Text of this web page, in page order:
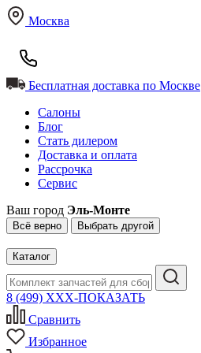
Москва
Бесплатная доставка по Москве
Салоны
Блог
Стать дилером
Доставка и оплата
Рассрочка
Сервис
Ваш город Эль-Монте
Всё верно Выбрать другой
Каталог
8 (499) XXX-ПОКАЗАТЬ
Сравнить
Избранное